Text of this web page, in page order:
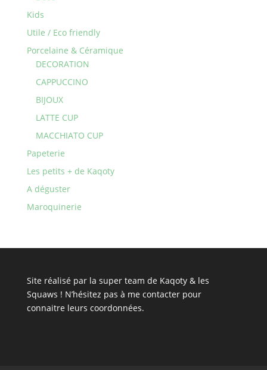
Kids
Utile / Eco friendly
Porcelaine & Céramique
DECORATION
CAPPUCCINO
BIJOUX
LATTE CUP
MACCHIATO CUP
Papeterie
Les petits + de Kaqoty
A déguster
Maroquinerie
Site réalisé par la super team de Kaqoty & les
Squaws ! N’hésitez pas à me contacterpour
connaitre leurs coordonnées.